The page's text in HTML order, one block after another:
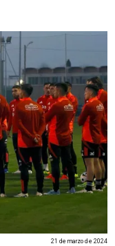
21 de marzo de 2024